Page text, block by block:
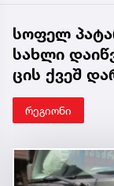
სოფელ
სახლი
ცის ქვეშ
რეგიონი